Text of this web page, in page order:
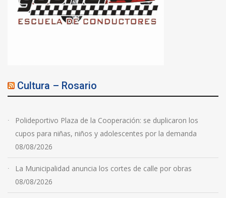
Cultura – Rosario
Polideportivo Plaza de la Cooperación: se duplicaron los
cupos para niñas, niños y adolescentes por la demanda
08/08/2026
La Municipalidad anuncia los cortes de calle por obras
08/08/2026